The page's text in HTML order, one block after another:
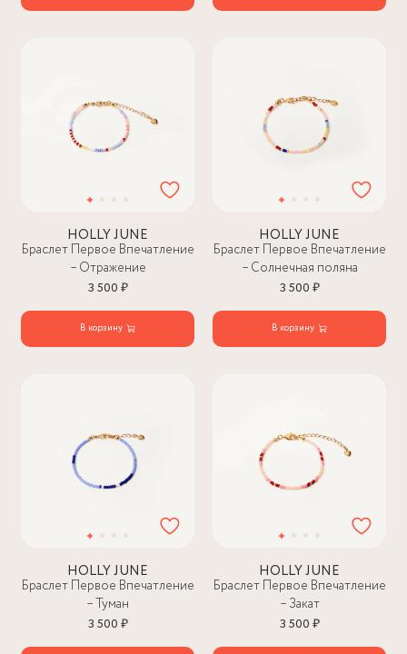
HOLLY JUNE
Браслет Первое Впечатление
– Отражение
3 500 ₽
В корзину
HOLLY JUNE
Браслет Первое Впечатление
– Солнечная поляна
3 500 ₽
В корзину
HOLLY JUNE
Браслет Первое Впечатление
– Туман
3 500 ₽
HOLLY JUNE
Браслет Первое Впечатление
– Закат
3 500 ₽